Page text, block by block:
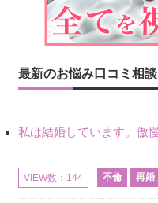
最新のお悩み口コミ相談
VIEW数：144 不倫 再婚